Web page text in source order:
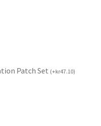
Patch Set (+kr47.10)